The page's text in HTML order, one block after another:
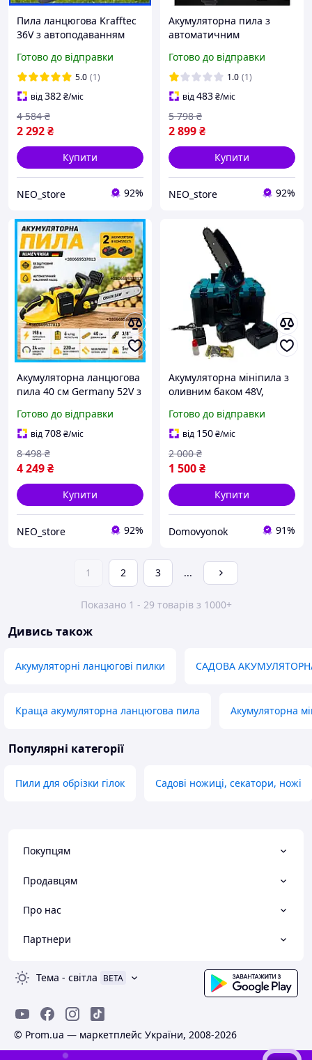
Пила ланцюгова Krafftec
36V з автоподаванням
пили 2 акб Ланцюгові
електропили для дерева
Готово до відправки
5.0 (1)
від382₴/міс
2 292₴
4 584 ₴
Купити
NEO_store 92%
Акумуляторна пила з
автоматичним
Акумуляторна ланцюгова
пила з подачею мастила
2 АКБ Краща
акумуляторна ланцюг
Готово до відправки
1.0 (1)
від483₴/міс
2 899₴
5 798 ₴
Купити
NEO_store 92%
Акумуляторна ланцюгова
пила 40 см Germany 52V з
2500Вт для обрізки дерев
з 2 АКБ Пила ланцюгова
Готово до відправки
від708₴/міс
4 249₴
8 498 ₴
Купити
NEO_store 92%
Акумуляторна мініпила з
оливним баком 48V,
автоматичне змащення
ланцюга автоматична
подача мастила 2 акума
Готово до відправки
від 150₴/міс
1 500₴
2 000 ₴
Купити
Domovyonok 91%
1 2 3 ...
Показано 1 - 29 товарів з 1000+
Дивись також
Акумуляторні ланцюгові пилки САДОВА
Краща акумуляторна ланцюгова пила Акумуляторна
Популярні категорії
Пили для обрізки гілок Садові ножиці, секатори, ножі
Покупцям
Продавцям
Про нас
Партнери
Тема - світла BETA
© Prom.ua — маркетплейс України, 2008-2026